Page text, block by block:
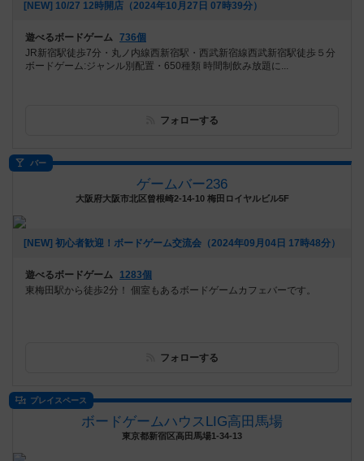
[NEW] 10/27 12時開店（2024年10月27日 07時39分）
遊べるボードゲーム 736個
JR新宿駅徒歩7分・丸ノ内線西新宿駅・西武新宿線西武新宿駅徒歩５分
ボードゲーム:ジャンル別配置・650種類 時間制飲み放題に...
フォローする
バー
ゲームバー236
大阪府大阪市北区曾根崎2-14-10 梅田ロイヤルビル5F
[NEW] 初心者歓迎！ボードゲーム交流会（2024年09月04日 17時48分）
遊べるボードゲーム
1283個
東梅田駅から徒歩2分！ 個室もあるボードゲームカフェバーです。
フォローする
プレイスペース
ボードゲームハウスLIG高田馬場
東京都新宿区高田馬場1-34-13